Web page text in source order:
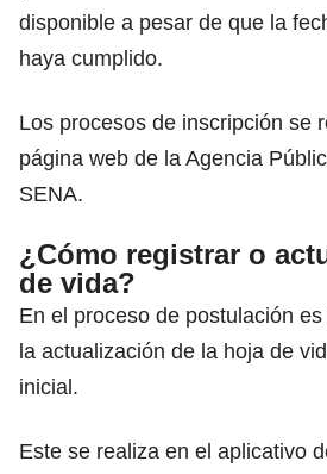
disponible a pesar de que la
haya cumplido.
Los procesos de inscripción se
página web de la Agencia
SENA.
¿Cómo registrar o
de vida?
En el proceso de postulación
la actualización de la hoja de
inicial.
Este se realiza en el aplicativo